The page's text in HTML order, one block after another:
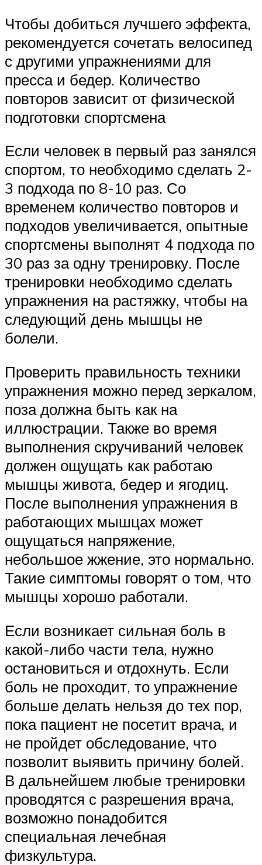
Чтобы добиться лучшего эффекта,
рекомендуется сочетать велосипед
с другими упражнениями для
пресса и бедер. Количество
повторов зависит от физической
подготовки спортсмена
Если человек в первый раз занялся
спортом, то необходимо сделать 2-
3 подхода по 8-10 раз. Со
временем количество повторов и
подходов увеличивается, опытные
спортсмены выполнят 4 подхода по
30 раз за одну тренировку. После
тренировки необходимо сделать
упражнения на растяжку, чтобы на
следующий день мышцы не
болели.
Проверить правильность техники
упражнения можно перед зеркалом,
поза должна быть как на
иллюстрации. Также во время
выполнения скручиваний человек
должен ощущать как работаю
мышцы живота, бедер и ягодиц.
После выполнения упражнения в
работающих мышцах может
ощущаться напряжение,
небольшое жжение, это нормально.
Такие симптомы говорят о том, что
мышцы хорошо работали.
Если возникает сильная боль в
какой-либо части тела, нужно
остановиться и отдохнуть. Если
боль не проходит, то упражнение
больше делать нельзя до тех пор,
пока пациент не посетит врача, и
не пройдет обследование, что
позволит выявить причину болей.
В дальнейшем любые тренировки
проводятся с разрешения врача,
возможно понадобится
специальная лечебная
физкультура.